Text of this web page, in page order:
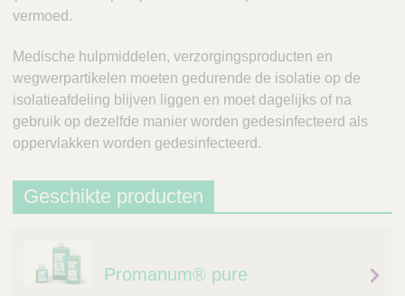
vermoed.
Medische hulpmiddelen, verzorgingsproducten en
wegwerpartikelen moeten gedurende de isolatie op de
isolatieafdeling blijven liggen en moet dagelijks of na
gebruik op dezelfde manier worden gedesinfecteerd als
oppervlakken worden gedesinfecteerd.
Geschikte producten
Promanum® pure